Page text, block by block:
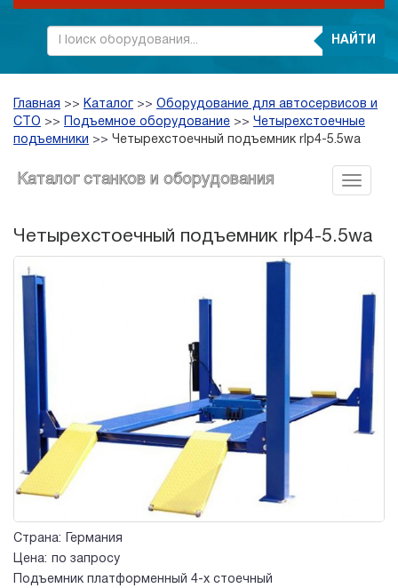
НАЙТИ
Главная >> Каталог >> Оборудование для автосервисов и
СТО >> Подъемное оборудование >> Четырехстоечные
подъемники >> Четырехстоечный подъемник rlp4-5.5wa
Каталог станков и оборудования
Четырехстоечный подъемник rlp4-5.5wa
Страна:
Германия
Цена:
по запросу
Подъемник платформенный 4-х стоечный